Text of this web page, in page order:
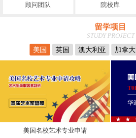
顾问团队 院校库
留学项目
STUDY PROJECT
美国
英国 澳大利亚 加拿大
美国名校艺术专业申请